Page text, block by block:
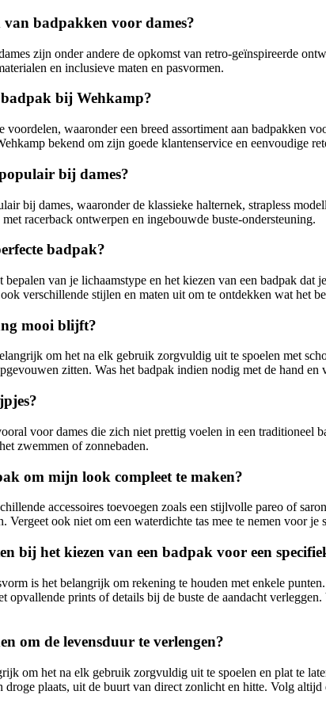
badpakken voor dames?
zijn onder andere de opkomst van retro-geïnspireerde
en inclusieve maten en pasvormen.
bij Wehkamp?
waaronder een breed assortiment aan badpakken
bekend om zijn goede klantenservice en eenvoudige
bij dames?
bij dames, waaronder de klassieke halternek, strapless
racerback ontwerpen en ingebouwde buste-ondersteuning.
badpak?
van je lichaamstype en het kiezen van een badpak dat
verschillende stijlen en maten uit om te ontdekken wat het
mooi blijft?
om het na elk gebruik zorgvuldig uit te spoelen met
zitten. Was het badpak indien nodig met de hand
voor dames die zich niet prettig voelen in een traditioneel
zwemmen of zonnebaden.
om mijn look compleet te maken?
accessoires toevoegen zoals een stijlvolle pareo of
Vergeet ook niet om een waterdichte tas mee te nemen voor
bij het kiezen van een badpak voor een
is het belangrijk om rekening te houden met enkele
opvallende prints of details bij de buste de aandacht
om de levensduur te verlengen?
om het na elk gebruik zorgvuldig uit te spoelen en plat te
plaats, uit de buurt van direct zonlicht en hitte. Volg